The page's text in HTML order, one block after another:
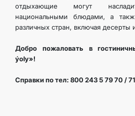
отдыхающие могут
национальными блюдами, а
различных стран, включая десерты
Добро пожаловать в
ýoly»!
Справки по тел: 800 243 5 79 70 /